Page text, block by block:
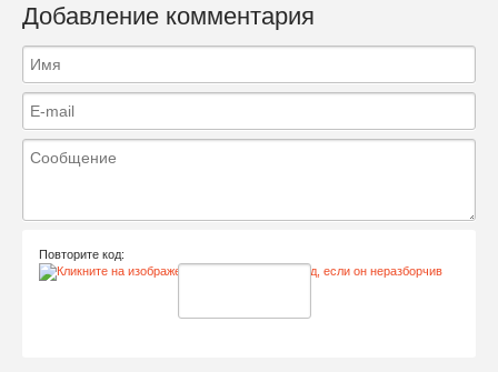
Добавление комментария
Повторите код: